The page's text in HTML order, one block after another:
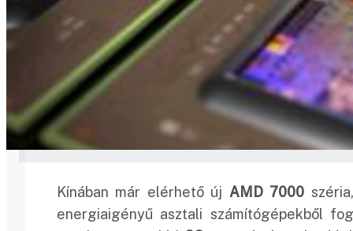
Kínában már elérhető új AMD 7000
energiaigényű asztali számítógépekből